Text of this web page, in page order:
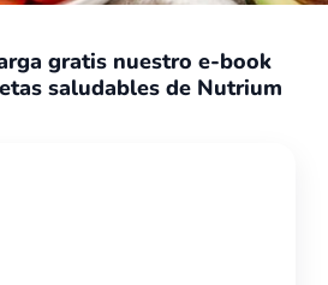
gratis nuestro e-book
saludables de Nutrium